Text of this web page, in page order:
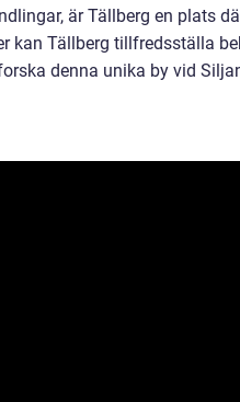
är Tällberg en plats
kan Tällberg tillfredsställa
denna unika by vid